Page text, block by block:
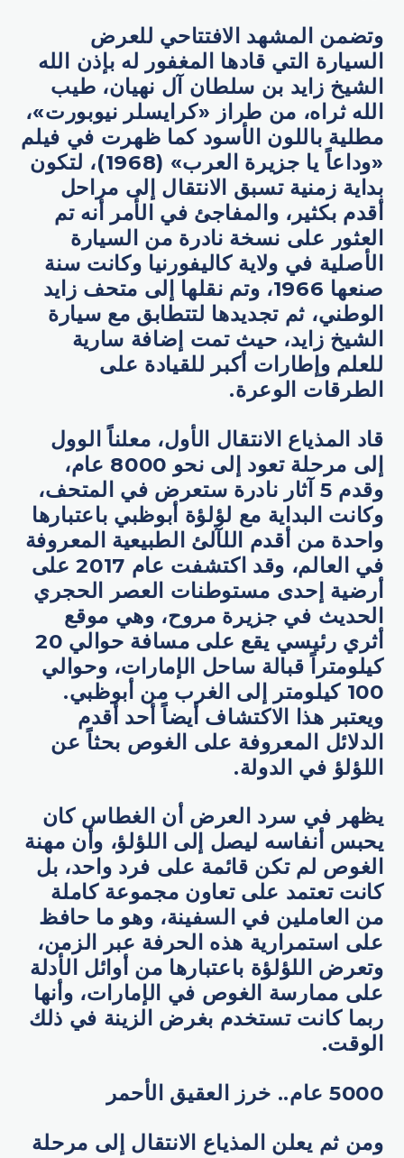
وتضمن المشهد الافتتاحي للعرض
السيارة التي قادها المغفور له بإذن الله
الشيخ زايد بن سلطان آل نهيان، طيب
الله ثراه، من طراز «كرايسلر نيوبورت»،
مطلية باللون الأسود كما ظهرت في فيلم
«وداعاً يا جزيرة العرب» (1968)، لتكون
بداية زمنية تسبق الانتقال إلى مراحل
أقدم بكثير، والمفاجئ في الأمر أنه تم
العثور على نسخة نادرة من السيارة
الأصلية في ولاية كاليفورنيا وكانت سنة
صنعها 1966، وتم نقلها إلى متحف زايد
الوطني، ثم تجديدها لتتطابق مع سيارة
الشيخ زايد، حيث تمت إضافة سارية
للعلم وإطارات أكبر للقيادة على
الطرقات الوعرة.
قاد المذياع الانتقال الأول، معلناً الوول
إلى مرحلة تعود إلى نحو 8000 عام،
وقدم 5 آثار نادرة ستعرض في المتحف،
وكانت البداية مع لؤلؤة أبوظبي باعتبارها
واحدة من أقدم اللآلئ الطبيعية المعروفة
في العالم، وقد اكتشفت عام 2017 على
أرضية إحدى مستوطنات العصر الحجري
الحديث في جزيرة مروح، وهي موقع
أثري رئيسي يقع على مسافة حوالي 20
كيلومتراً قبالة ساحل الإمارات، وحوالي
100 كيلومتر إلى الغرب من أبوظبي.
ويعتبر هذا الاكتشاف أيضاً أحد أقدم
الدلائل المعروفة على الغوص بحثاً عن
اللؤلؤ في الدولة.
يظهر في سرد العرض أن الغطاس كان
يحبس أنفاسه ليصل إلى اللؤلؤ، وأن مهنة
الغوص لم تكن قائمة على فرد واحد، بل
كانت تعتمد على تعاون مجموعة كاملة
من العاملين في السفينة، وهو ما حافظ
على استمرارية هذه الحرفة عبر الزمن،
وتعرض اللؤلؤة باعتبارها من أوائل الأدلة
على ممارسة الغوص في الإمارات، وأنها
ربما كانت تستخدم بغرض الزينة في ذلك
الوقت.
5000 عام.. خرز العقيق الأحمر
ومن ثم يعلن المذياع الانتقال إلى مرحلة